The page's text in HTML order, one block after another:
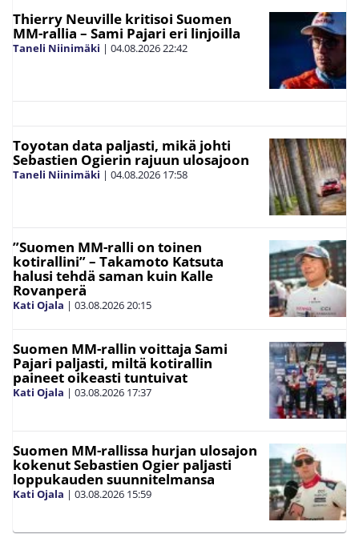
Thierry Neuville kritisoi Suomen
MM-rallia – Sami Pajari eri linjoilla
Taneli Niinimäki | 04.08.202622:42
Toyotan data paljasti, mikä johti
Sebastien Ogierin rajuun ulosajoon
Taneli Niinimäki | 04.08.2026 17:58
”Suomen MM-ralli on toinen
kotirallini” – Takamoto Katsuta
halusi tehdä saman kuin Kalle
Rovanperä
Kati Ojala | 03.08.202620:15
Suomen MM-rallin voittaja Sami
Pajari paljasti, miltä kotirallin
paineet oikeasti tuntuivat
Kati Ojala | 03.08.2026 17:37
Suomen MM-rallissa hurjan ulosajon
kokenut Sebastien Ogier paljasti
loppukauden suunnitelmansa
Kati Ojala | 03.08.2026 15:59